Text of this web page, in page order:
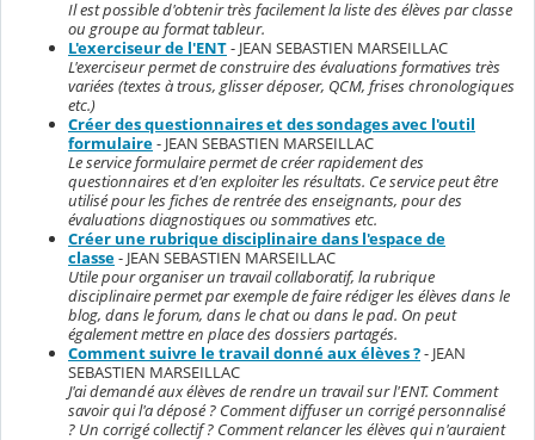
Il est possible d'obtenir très facilement la liste des élèves par classe
ou groupe au format tableur.
L'exerciseur de l'ENT- JEAN SEBASTIEN MARSEILLAC
L'exerciseur permet de construire des évaluations formatives très
variées (textes à trous, glisser déposer, QCM, frises chronologiques
etc.)
Créer des questionnaires et des sondages avec l'outil
formulaire- JEAN SEBASTIEN MARSEILLAC
Le service formulaire permet de créer rapidement des
questionnaires et d'en exploiter les résultats. Ce service peut être
utilisé pour les fiches de rentrée des enseignants, pour des
évaluations diagnostiques ou sommatives etc.
Créer une rubrique disciplinaire dans l'espace de
classe- JEAN SEBASTIEN MARSEILLAC
Utile pour organiser un travail collaboratif, la rubrique
disciplinaire permet par exemple de faire rédiger les élèves dans le
blog, dans le forum, dans le chat ou dans le pad. On peut
également mettre en place des dossiers partagés.
Comment suivre le travail donné aux élèves ?- JEAN
SEBASTIEN MARSEILLAC
J'ai demandé aux élèves de rendre un travail sur l'ENT. Comment
savoir qui l'a déposé ? Comment diffuser un corrigé personnalisé
? Un corrigé collectif ? Comment relancer les élèves qui n'auraient